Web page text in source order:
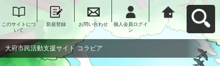
このサイトにつ
いて
新規登録 お問い合わせ
個人会員ログイ
ン
大府市民活動支
援サイト コラビ
アへ戻る
大府市民活動支援サイト コラビア